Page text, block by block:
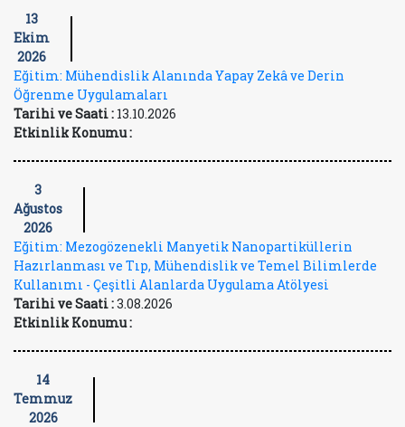
13
Ekim
2026
Eğitim: Mühendislik Alanında Yapay Zekâ ve Derin
Öğrenme Uygulamaları
Tarihi ve Saati : 13.10.2026
Etkinlik Konumu :
3
Ağustos
2026
Eğitim: Mezogözenekli Manyetik Nanopartiküllerin
Hazırlanması ve Tıp, Mühendislik ve Temel Bilimlerde
Kullanımı - Çeşitli Alanlarda Uygulama Atölyesi
Tarihi ve Saati :3.08.2026
Etkinlik Konumu :
14
Temmuz
2026